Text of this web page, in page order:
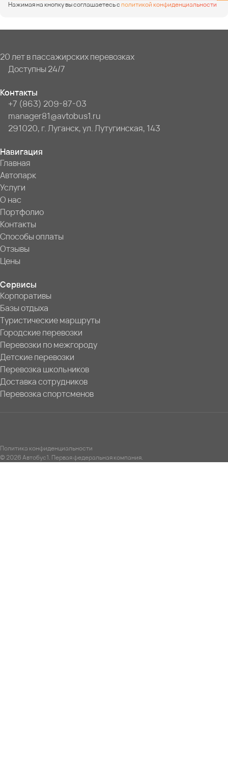
Нажимая на кнопку вы соглашаетесь сполитикой конфиденциальности
20 лет в пассажирских перевозках
Доступны 24/7
Контакты
+7 (863) 209-87-03
manager81@avtobus1.ru
291020, г. Луганск, ул. Лутугинская, 143
Навигация
Главная
Автопарк
Услуги
О нас
Портфолио
Контакты
Способы оплаты
Отзывы
Цены
Сервисы
Корпоративы
Базы отдыха
Туристические маршруты
Городские перевозки
Перевозки по межгороду
Детские перевозки
Перевозка школьников
Доставка сотрудников
Перевозка спортсменов
Политика конфиденциальности
© 2026 Автобус1. Первая федеральная компания.